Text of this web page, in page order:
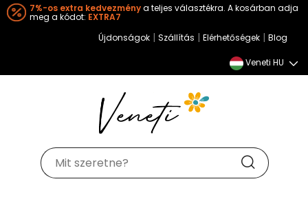
7%-os extra kedvezménya teljes választékra. A kosárban adja
meg a kódot: EXTRA7
Újdonságok | Szállítás | Elérhetőségek | Blog
Veneti HU